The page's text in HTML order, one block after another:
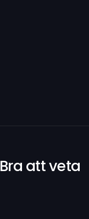
Bra att veta